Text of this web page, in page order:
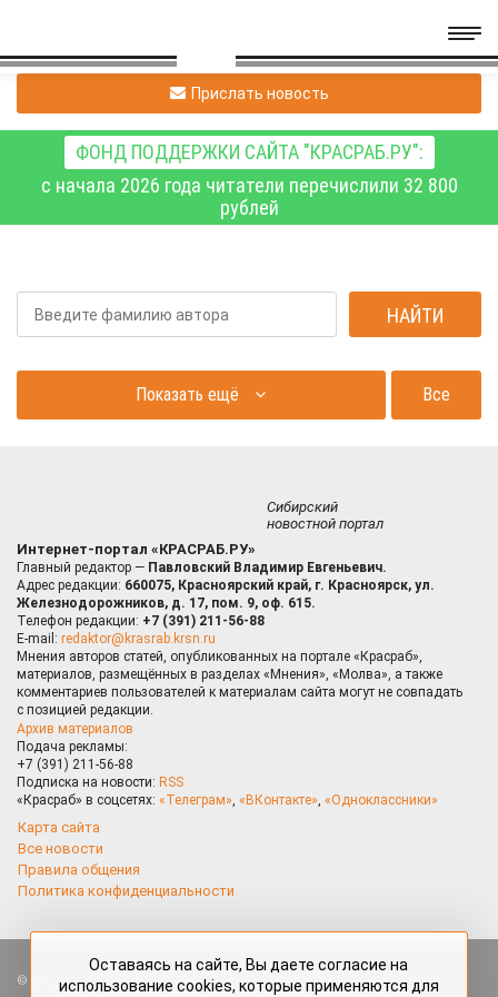
Прислать новость
ФОНД ПОДДЕРЖКИ САЙТА "КРАСРАБ.РУ":
с начала 2026 года читатели перечислили 32 800
рублей
Показать ещё Все
Сибирский
новостной портал
Интернет-портал «КРАСРАБ.РУ»
Главный редактор — Павловский Владимир Евгеньевич.
Адрес редакции: 660075, Красноярский край, г. Красноярск, ул.
Железнодорожников, д. 17, пом. 9, оф. 615.
Телефон редакции: +7 (391) 211-56-88
E-mail: redaktor@krasrab.krsn.ru
Мнения авторов статей, опубликованных на портале «Красраб»,
материалов, размещённых в разделах «Мнения», «Молва», а также
комментариев пользователей к материалам сайта могут не совпадать
с позицией редакции.
Архив материалов
Подача рекламы:
+7 (391) 211-56-88
Подписка на новости: RSS
«Красраб» в соцсетях: «Телеграм», «ВКонтакте», «Одноклассники»
Карта сайта
Все новости
Правила общения
Политика конфиденциальности
Все права защищены. Любые материалы, размещённые на портале
Оставаясь на сайте, Вы даете согласие на
использование cookies, которые применяются для